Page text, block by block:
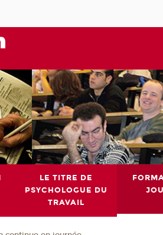
LE TITRE DE
PSYCHOLOGUE DU
TRAVAIL